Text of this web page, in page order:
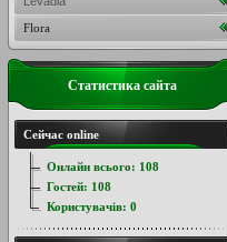
Flora
Статистика сайта
Сейчас online
Онлайн всього: 108
Гостей: 108
Користувачів: 0